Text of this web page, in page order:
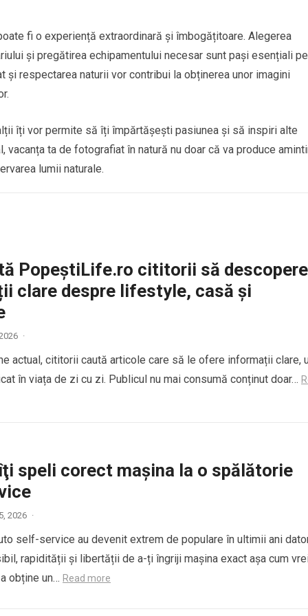
fi o experiență extraordinară și îmbogățitoare. Alegerea
și pregătirea echipamentului necesar sunt pași esențiali
respectarea naturii vor contribui la obținerea unor imagini
îți vor permite să îți împărtășești pasiunea și să inspiri alte
ta de fotografiat în natură nu doar că va produce
lumii naturale.
PopeștiLife.ro cititorii să descopere
clare despre lifestyle, casă și
·
actual, cititorii caută articole care să le ofere informații clare,
în viața de zi cu zi. Publicul nu mai consumă conținut doar…
speli corect maşina la o spălătorie
2026 ·
self-service au devenit extrem de populare în ultimii ani
rapidității și libertății de a-ți îngriji mașina exact așa cum
obține un… Read more